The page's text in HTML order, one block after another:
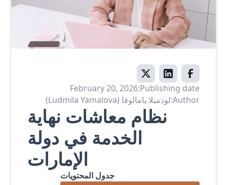
Publishing date:
February 20, 2026
Author: لودميلا يامالوفا (Ludmila Yamalova)
نظام معاشات نهاية
الخدمة في دولة
الإمارات
جدول المحتويات